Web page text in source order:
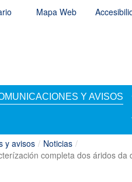
Mapa Web
Y AVISOS
y avisos / Noticias /
completa dos áridos